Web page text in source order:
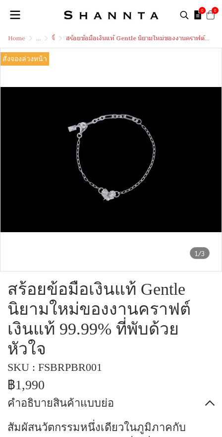
0 0
Home ... จี้ สร้อยข้อมือเงินแท้ Gentle นิยามใหม่ของงานคราฟต์เงินแท้ 99.99% ที่พับด้วยหัวใจ
1/3
สั่งจองล่วงหน้า
สร้อยข้อมือเงินแท้ Gentle
นิยามใหม่ของงานคราฟต์
เงินแท้ 99.99% ที่พับด้วย
หัวใจ
SKU : FSBRPBR001
฿1,990
คำอธิบายสินค้าแบบย่อ
สัมผัสนวัตกรรมหนึ่งเดียวในภูมิภาคกับ